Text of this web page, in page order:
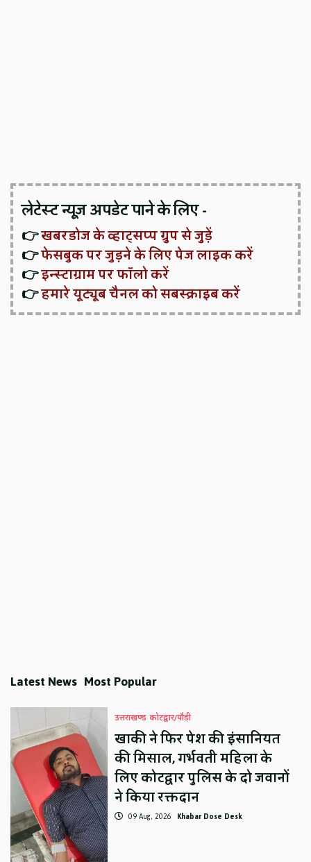
लेटेस्ट न्यूज़ अपडेट पाने के लिए -
👉खबरडोज के व्हाट्सप्प ग्रुप से जुड़ें
👉फेसबुक पर जुड़ने के लिए पेज लाइक करें
👉इन्स्टाग्राम पर फॉलो करें
👉हमारे यूट्यूब चैनल को सबस्क्राइब करें
Latest News Most Popular
उत्तराखण्ड कोटद्वार/पौड़ी
खाकी ने फिर पेश की इंसानियत
की मिसाल, गर्भवती महिला के
लिए कोटद्वार पुलिस के दो जवानों
ने किया रक्तदान
09 Aug, 2026 Khabar Dose Desk